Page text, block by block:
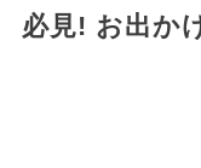
必見! お出か